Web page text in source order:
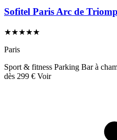
Sofitel Paris Arc de
★★★★★
Paris
Sport & fitness Parking Bar à
dès 299 € Voir